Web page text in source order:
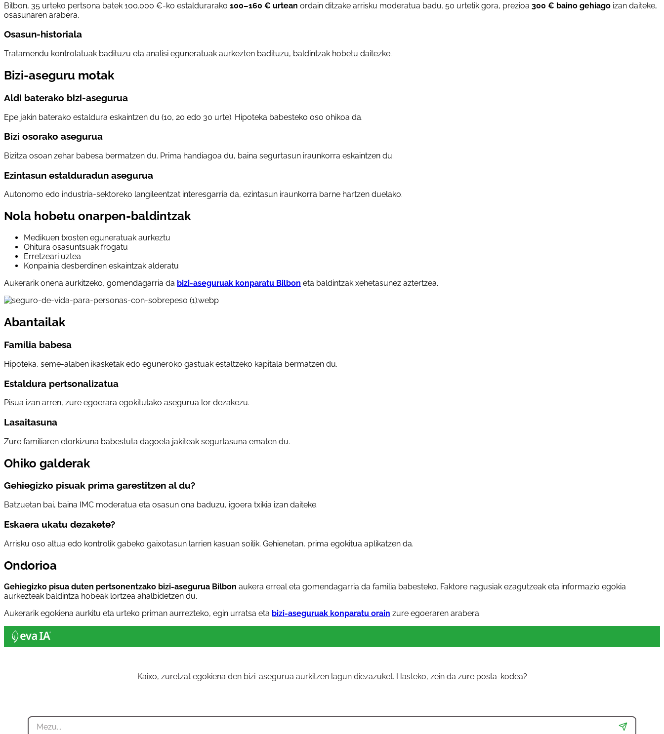
Bilbon, 35 urteko pertsona batek 100.000 €-ko estaldurarako 100–160 € urtean ordain ditzake arrisku moderatua badu. 50 urtetik gora, prezioa 300 € baino gehiago izan daiteke,
osasunaren arabera.
Osasun-historiala
Tratamendu kontrolatuak badituzu eta analisi eguneratuak aurkezten badituzu, baldintzak hobetu daitezke.
Bizi-aseguru motak
Aldi baterako bizi-asegurua
Epe jakin baterako estaldura eskaintzen du (10, 20 edo 30 urte). Hipoteka babesteko oso ohikoa da.
Bizi osorako asegurua
Bizitza osoan zehar babesa bermatzen du. Prima handiagoa du, baina segurtasun iraunkorra eskaintzen du.
Ezintasun estalduradun asegurua
Autonomo edo industria-sektoreko langileentzat interesgarria da, ezintasun iraunkorra barne hartzen duelako.
Nola hobetu onarpen-baldintzak
Medikuen txosten eguneratuak aurkeztu
Ohitura osasuntsuak frogatu
Erretzeari uztea
Konpainia desberdinen eskaintzak alderatu
Aukerarik onena aurkitzeko, gomendagarria da bizi-aseguruak konparatu Bilbon eta baldintzak xehetasunez aztertzea.
Abantailak
Familia babesa
Hipoteka, seme-alaben ikasketak edo eguneroko gastuak estaltzeko kapitala bermatzen du.
Estaldura pertsonalizatua
Pisua izan arren, zure egoerara egokitutako asegurua lor dezakezu.
Lasaitasuna
Zure familiaren etorkizuna babestuta dagoela jakiteak segurtasuna ematen du.
Ohiko galderak
Gehiegizko pisuak prima garestitzen al du?
Batzuetan bai, baina IMC moderatua eta osasun ona baduzu, igoera txikia izan daiteke.
Eskaera ukatu dezakete?
Arrisku oso altua edo kontrolik gabeko gaixotasun larrien kasuan soilik. Gehienetan, prima egokitua aplikatzen da.
Ondorioa
Gehiegizko pisua duten pertsonentzako bizi-asegurua Bilbon aukera erreal eta gomendagarria da familia babesteko. Faktore nagusiak ezagutzeak eta informazio egokia
aurkezteak baldintza hobeak lortzea ahalbidetzen du.
Aukerarik egokiena aurkitu eta urteko priman aurrezteko, egin urratsa eta bizi-aseguruak konparatu orain zure egoeraren arabera.
Kaixo, zuretzat egokiena den bizi-asegurua aurkitzen lagun diezazuket. Hasteko, zein da zure posta-kodea?